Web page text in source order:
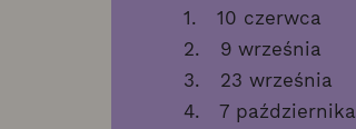
1. 10 czerwca
2. 9 września
3. 23 września
4. 7 października